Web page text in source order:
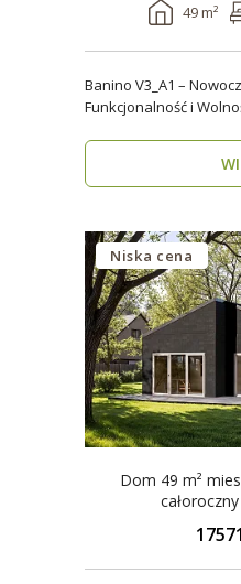
49 m²
Banino V3_A1 –
Funkcjonalność i Wolność
Niska cena
Dom 49 m²